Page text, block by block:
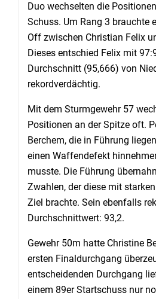
Duo wechselten die
Schuss. Um Rang 3 brauchte
Off zwischen Christian Felix
Dieses entschied Felix mit
Durchschnitt (95,666) von
rekordverdächtig.
Mit dem Sturmgewehr 57
Positionen an der Spitze oft.
Berchem, die in Führung
einen Waffendefekt
musste. Die Führung
Zwahlen, der diese mit
Ziel brachte. Sein ebenfalls
Durchschnittwert: 93,2.
Gewehr 50m hatte Christine
ersten Finaldurchgang
entscheidenden Durchgang
einem 89er Startschuss nur